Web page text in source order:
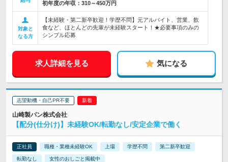
初年度の年収： 310～450万円
対象と
なる方
【未経験・第二新卒歓迎！学歴不問】元アルバイト、営業、飲
食など、ほとんどの先輩が未経験スタート！★必要事項のみの
シンプル応募
求人詳細を見る 気になる
志望動機・自己PR不要
山崎製パン株式会社
【配分(仕分け)】未経験OK/転勤なし/安定企業で働く
正社員 職種・業種未経験OK 上場 学歴不問 第二新卒歓迎
転勤なし 女性のおしごと掲載中